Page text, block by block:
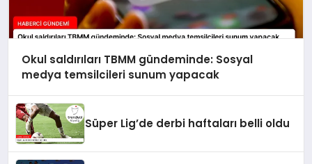
Okul saldırıları TBMM gündeminde: Sosyal
medya temsilcileri sunum yapacak
Süper Lig’de derbi haftaları belli oldu